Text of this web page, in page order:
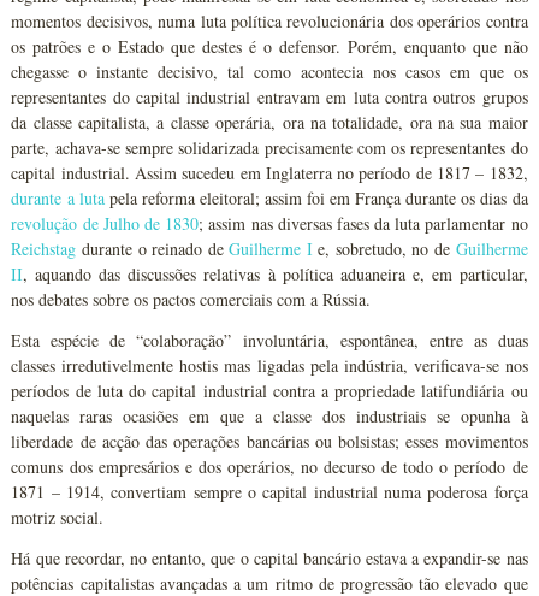
momentos decisivos, numa luta política revolucionária dos operários contra
os patrões e o Estado que destes é o defensor. Porém, enquanto que não
chegasse o instante decisivo, tal como acontecia nos casos em que os
representantes do capital industrial entravam em luta contra outros grupos
da classe capitalista, a classe operária, ora na totalidade, ora na sua maior
parte, achava-se sempre solidarizada precisamente com os representantes do
capital industrial. Assim sucedeu em Inglaterra no período de 1817 – 1832,
durante a lutapela reforma eleitoral; assim foi em França durante os dias da
revolução de Julho de 1830; assim nas diversas fases da luta parlamentar no
Reichstag durante o reinado deGuilherme Ie, sobretudo, no de Guilherme
II, aquando das discussões relativas à política aduaneira e, em particular,
nos debates sobre os pactos comerciais com a Rússia.
Esta espécie de “colaboração” involuntária, espontânea, entre as duas
classes irredutivelmente hostis mas ligadas pela indústria, verificava-se nos
períodos de luta do capital industrial contra a propriedade latifundiária ou
naquelas raras ocasiões em que a classe dos industriais se opunha à
liberdade de acção das operações bancárias ou bolsistas; esses movimentos
comuns dos empresários e dos operários, no decurso de todo o período de
1871 – 1914, convertiam sempre o capital industrial numa poderosa força
motriz social.
Há que recordar, no entanto, que o capital bancário estava a expandir-se nas
potências capitalistas avançadas a um ritmo de progressão tão elevado que